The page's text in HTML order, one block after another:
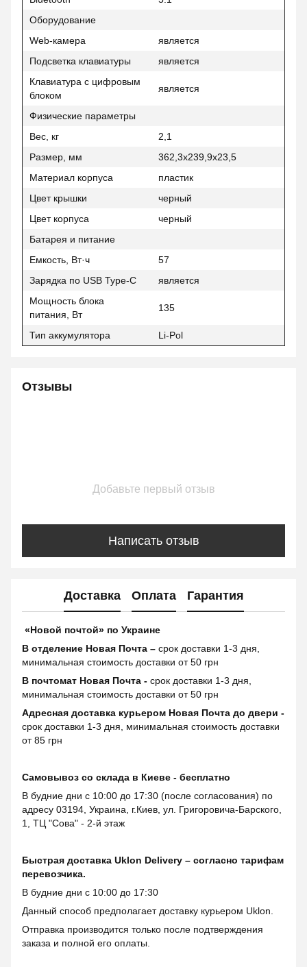
Оборудование
Web-камера
является
Подсветка клавиатуры
является
Клавиатура с цифровым
блоком
является
Физические параметры
Вес, кг
2,1
Размер, мм
362,3x239,9x23,5
Материал корпуса
пластик
Цвет крышки
черный
Цвет корпуса
черный
Батарея и питание
Емкость, Вт·ч
57
Зарядка по USB Type-C
является
Мощность блока
питания, Вт
135
Тип аккумулятора Li-Pol
Отзывы
Добавьте первый отзыв
Написать отзыв
Доставка Оплата Гарантия
«Новой почтой» по Украине
В отделение Новая Почта – срок доставки 1-3 дня,
минимальная стоимость доставки от 50 грн
В почтомат Новая Почта - срок доставки 1-3 дня,
минимальная стоимость доставки от 50 грн
Адресная доставка курьером Новая Почта до двери -
срок доставки 1-3 дня, минимальная стоимость доставки
от 85 грн
Самовывоз со склада в Киеве - бесплатно
В будние дни с 10:00 до 17:30 (после согласования) по
адресу 03194, Украина, г.Киев, ул. Григоровича-Барского,
1, ТЦ "Сова" - 2-й этаж
Быстрая доставка Uklon Delivery – согласно тарифам
перевозчика.
В будние дни с 10:00 до 17:30
Данный способ предполагает доставку курьером Uklon.
Отправка производится только после подтверждения
заказа и полной его оплаты.